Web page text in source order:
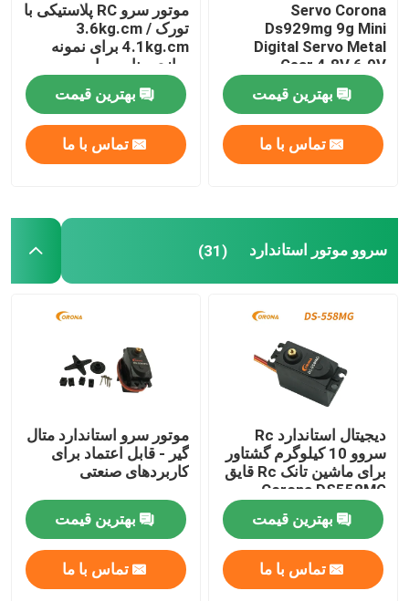
محصولات
تور کارخانه
با ما تماس بگیرید
درخواست نقل قول
سرو موتور RC
Servo Corona
Ds929mg 9g Mini
Digital Servo Metal
Gear 4.8V 6.0V
بهترین قیمت
تماس با ما
موتور سرو RC پلاستیکی با
تورک 3.6kg.cm /
4.1kg.cm برای نمونه
سازی مناسب است
بهترین قیمت
تماس با ما
سروو موتور استاندارد (31)
دیجیتال استاندارد Rc
سروو 10 کیلوگرم گشتاور
برای ماشین تانک Rc قایق
Corona DS558MG
بهترین قیمت
تماس با ما
موتور سرو استاندارد متال
گیر - قابل اعتماد برای
کاربردهای صنعتی
بهترین قیمت
تماس با ما